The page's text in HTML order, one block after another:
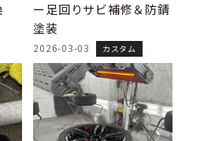
ー足回りサビ補修＆防錆
塗装
2026-03-03 カスタム